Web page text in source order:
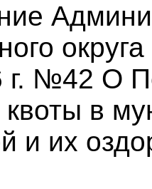
г. №42 О
в
и их